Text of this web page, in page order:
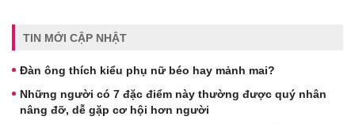
TIN MỚI CẬP NHẬT
Đàn ông thích kiểu phụ nữ béo hay mảnh mai?
Những người có 7 đặc điểm này thường được quý nhân
nâng đỡ, dễ gặp cơ hội hơn người